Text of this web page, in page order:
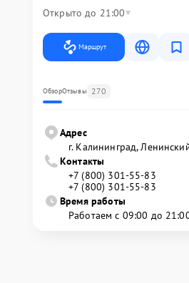
Открыто до 21:00
Маршрут
ОбзорОтзывы 270
Адрес
г. Калининград,
Контакты
+7 (800) 301-55-83
+7 (800) 301-55-83
Время работы
Работаем с 09:00 до